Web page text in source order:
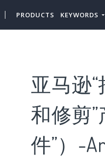
PRODUCTS KEYWORDS
亚马逊
和修剪
件”）-